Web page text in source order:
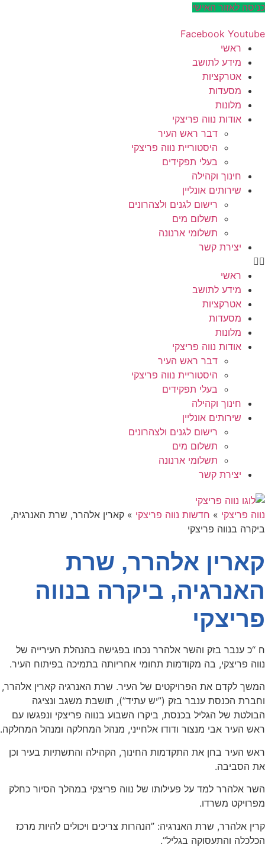
דלג
כניסה לאזור האישי
Facebook Youtube
ראשי
מידע לתושב
אטרקציות
מסעדות
מלונות
אודות נווה פריצקי
דבר ראש העיר
היסטוריית נווה פריצקי
בעלי תפקידים
חינוך וקהילה
שירותים אונליין
רישום לגנים ולצהרונים
תשלום מים
תשלומי ארנונה
יצירת קשר
ראשי
מידע לתושב
אטרקציות
מסעדות
מלונות
אודות נווה פריצקי
דבר ראש העיר
היסטוריית נווה פריצקי
בעלי תפקידים
חינוך וקהילה
שירותים אונליין
רישום לגנים ולצהרונים
תשלום מים
תשלומי ארנונה
יצירת קשר
נווה פריצקי » חדשות נווה פריצקי » קארין אלהרר, שרת האנרגיה,
ביקרה בנווה פריצקי
קארין אלהרר, שרת
האנרגיה, ביקרה בנווה
פריצקי
ח “כ ענבר בזק והשר אלהרר נכחו בפגישה בהנהלת העירייה של
נווה פריצקי, בה מקודמות תחומי אחריותה בתמיכה בפיתוח העיר.
המשך לקדם את הפרויקטים של העיר. שרת האנרגיה קארין אלהרר,
וחברת הכנסת ענבר בזק (”יש עתיד”), תושבת משגב ונציגה
הבולטת של הגליל בכנסת, ביקרו השבוע בנווה פריצקי ונפגשו עם
ראש העיר אבי מנצור ודודו אלחייני, מנהל המחלקה ומנהל המחלקה.
ראש העיר בחן את התקדמות החינוך, הקהילה והתשתיות בעיר וכן
את הסביבה.
השר אלהרר למד על פעילותו של נווה פריצקי במהלך הסיור כחלק
מפרויקט משרדו.
קרין אלהרר, שרת האנרגיה: ”הנהרות צריכים ויכולים להיות מרכז
הכלכלה והתעסוקה בגליל”.